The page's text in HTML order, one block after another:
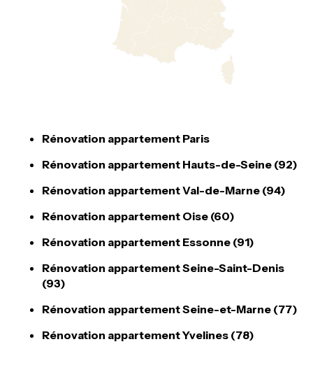
Rénovation appartement Paris
Rénovation appartement Hauts-de-Seine (92)
Rénovation appartement Val-de-Marne (94)
Rénovation appartement Oise (60)
Rénovation appartement Essonne (91)
Rénovation appartement Seine-Saint-Denis
(93)
Rénovation appartement Seine-et-Marne (77)
Rénovation appartement Yvelines (78)